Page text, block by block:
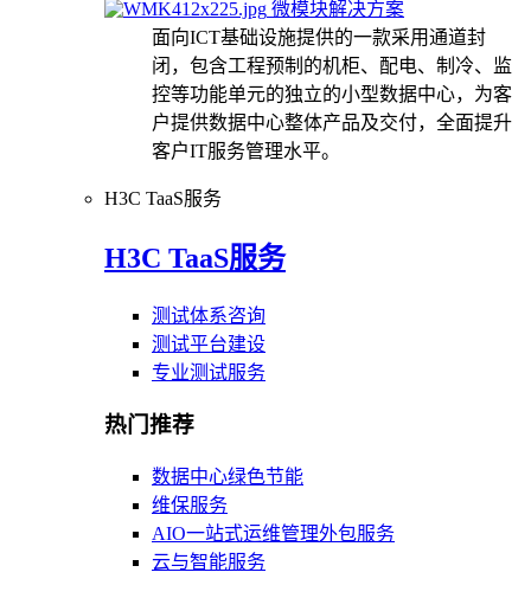
微模块解决方案
面向ICT基础设施提供的一款采用通道封
闭，包含工程预制的机柜、配电、制冷、监
控等功能单元的独立的小型数据中心，为客
户提供数据中心整体产品及交付，全面提升
客户IT服务管理水平。
H3C TaaS服务
H3C TaaS服务
测试体系咨询
测试平台建设
专业测试服务
热门推荐
数据中心绿色节能
维保服务
AIO一站式运维管理外包服务
云与智能服务